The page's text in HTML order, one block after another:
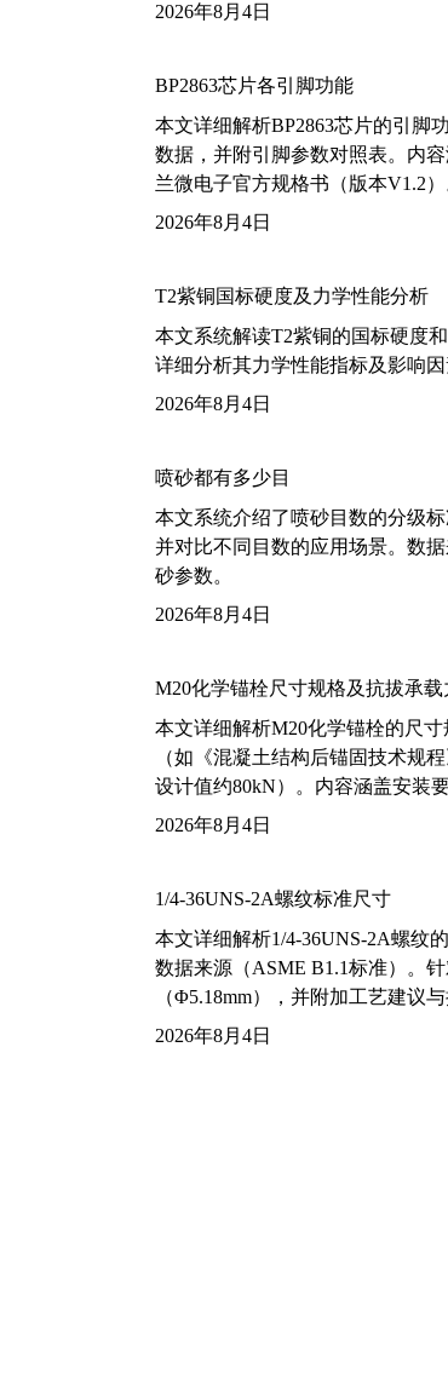
2026年8月4日
BP2863芯片各引脚功能
本文详细解析BP2863芯片的引脚
数据，并附引脚参数对照表。内
兰微电子官方规格书（版本V1.2）
2026年8月4日
T2紫铜国标硬度及力学性能分析
本文系统解读T2紫铜的国标硬度
详细分析其力学性能指标及影响
2026年8月4日
喷砂都有多少目
本文系统介绍了喷砂目数的分级
并对比不同目数的应用场景。数
砂参数。
2026年8月4日
M20化学锚栓尺寸规格及抗拔承载
本文详细解析M20化学锚栓的尺
（如《混凝土结构后锚固技术规
设计值约80kN）。内容涵盖安装
2026年8月4日
1/4-36UNS-2A螺纹标准尺寸
本文详细解析1/4-36UNS-2A螺纹
数据来源（ASME B1.1标准）。
（Φ5.18mm），并附加工艺建议与
2026年8月4日